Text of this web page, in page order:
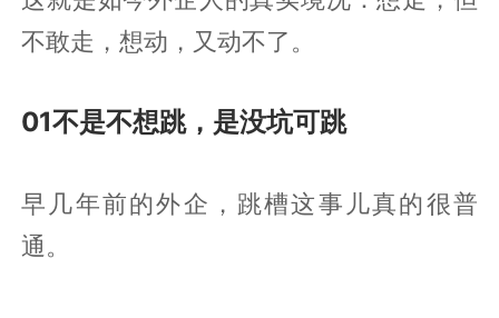
不敢走，想动，又动不了。
01不是不想跳，是没坑可跳
早几年前的外企，跳槽这事儿真的很普
通。